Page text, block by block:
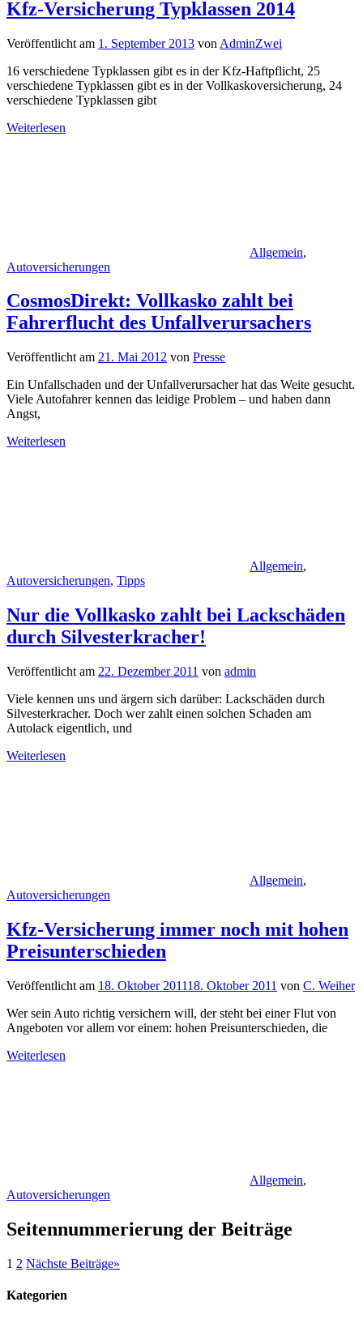
Kfz-Versicherung Typklassen 2014
Veröffentlicht am 1. September 2013 von AdminZwei
16 verschiedene Typklassen gibt es in der Kfz-Haftpflicht, 25
verschiedene Typklassen gibt es in der Vollkaskoversicherung, 24
verschiedene Typklassen gibt
Weiterlesen
Allgemein,
Autoversicherungen
CosmosDirekt: Vollkasko zahlt bei
Fahrerflucht des Unfallverursachers
Veröffentlicht am 21. Mai 2012 von Presse
Ein Unfallschaden und der Unfallverursacher hat das Weite gesucht.
Viele Autofahrer kennen das leidige Problem – und haben dann
Angst,
Weiterlesen
Allgemein,
Autoversicherungen, Tipps
Nur die Vollkasko zahlt bei Lackschäden
durch Silvesterkracher!
Veröffentlicht am 22. Dezember 2011 von admin
Viele kennen uns und ärgern sich darüber: Lackschäden durch
Silvesterkracher. Doch wer zahlt einen solchen Schaden am
Autolack eigentlich, und
Weiterlesen
Allgemein,
Autoversicherungen
Kfz-Versicherung immer noch mit hohen
Preisunterschieden
Veröffentlicht am 18. Oktober 201118. Oktober 2011 von C. Weiher
Wer sein Auto richtig versichern will, der steht bei einer Flut von
Angeboten vor allem vor einem: hohen Preisunterschieden, die
Weiterlesen
Allgemein,
Autoversicherungen
Seitennummerierung der Beiträge
1 2 Nächste Beiträge»
Kategorien